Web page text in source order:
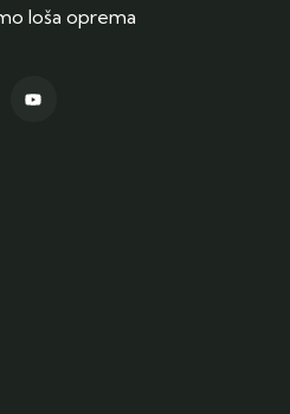
loša oprema